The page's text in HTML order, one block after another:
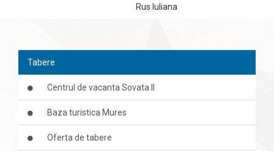
Rus Iuliana
Tabere
Centrul de vacanta Sovata II
Baza turistica Mures
Oferta de tabere